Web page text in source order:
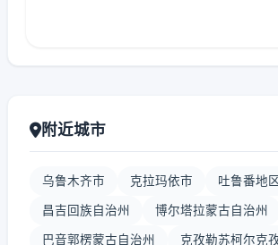
附近城市
乌鲁木齐市 克拉玛依市 吐鲁番地
昌吉回族自治州 博尔塔拉蒙古自治州
巴音郭楞蒙古自治州 克孜勒苏柯尔克